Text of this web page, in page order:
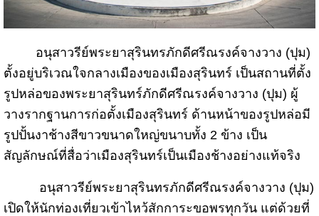
อนุสาวรีย์พระยาสุรินทรภักดีศรีณรงค์จางวาง (ปุม)
ตั้งอยู่บริเวณใจกลางเมืองของเมืองสุรินทร์ เป็นสถานที่ตั้ง
รูปหล่อของพระยาสุรินทร์ภักดีศรีณรงค์จางวาง (ปุม) ผู้
วางรากฐานการก่อตั้งเมืองสุรินทร์ ด้านหน้าของรูปหล่อมี
รูปปั้นงาช้างสีขาวขนาดใหญ่ขนาบทั้ง 2 ข้าง เป็น
สัญลักษณ์ที่สื่อว่าเมืองสุรินทร์เป็นเมืองช้างอย่างแท้จริง
อนุสาวรีย์พระยาสุรินทรภักดีศรีณรงค์จางวาง (ปุม)
เปิดให้นักท่องเที่ยวเข้าไหว้สักการะขอพรทุกวัน แต่ด้วยที่